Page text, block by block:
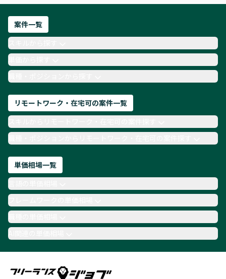
フロントエンドエンジニア
ネットワークエンジニア
AIエンジニア
Webデザイナー
月収100万円 業務委託
COBOL
Ruby
TypeScript
Laravel AWS
案件一覧
単価から探す
職種・ポジションから探す
リモートワーク・在宅可の案件一覧
職種・ポジションからリモートワーク・在宅可の案件探す
単価相場一覧
職種の単価相場
AI関連の単価相場